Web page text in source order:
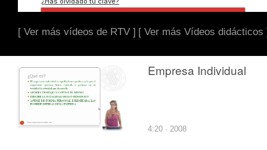
[ Ver más vídeos de RTV ] [ Ver más Vídeos didácticos
Empresa Individual
4:20 · 2008